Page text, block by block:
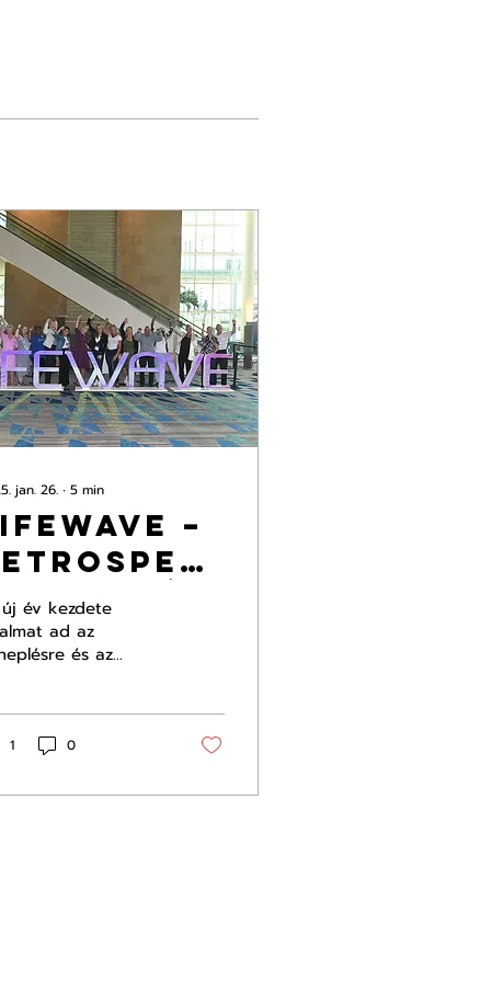
jan. 26. ∙ 5 min
–
jövőkép
év kezdete
ad az
és az
20....
1 0